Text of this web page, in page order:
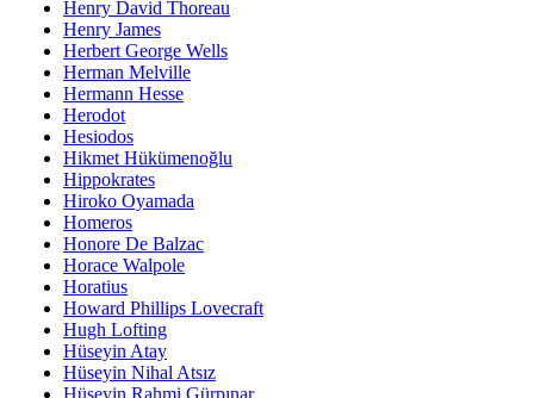
Henry David Thoreau
Henry James
Herbert George Wells
Herman Melville
Hermann Hesse
Herodot
Hesiodos
Hikmet Hükümenoğlu
Hippokrates
Hiroko Oyamada
Homeros
Honore De Balzac
Horace Walpole
Horatius
Howard Phillips Lovecraft
Hugh Lofting
Hüseyin Atay
Hüseyin Nihal Atsız